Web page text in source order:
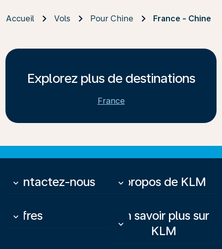
Accueil Vols Pour Chine France - Chine
Explorez plus de destinations
France
Contactez-nous
keyboard_arrow_down À propos de KLM
keyboard_arrow_down
Offres
keyboard_arrow_down
En savoir plus sur
KLM
keyboard_arrow_down